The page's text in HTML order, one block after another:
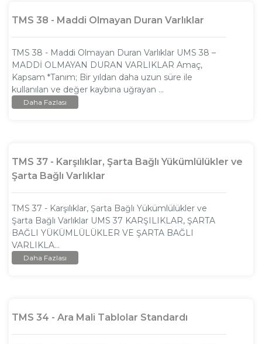
TMS 38 - Maddi Olmayan Duran Varlıklar
TMS 38 - Maddi Olmayan Duran Varlıklar UMS 38 –
MADDİ OLMAYAN DURAN VARLIKLAR Amaç,
Kapsam *Tanım; Bir yıldan daha uzun süre ile
kullanılan ve değer kaybına uğrayan ...
Daha Fazlası
TMS 37 - Karşılıklar, Şarta Bağlı Yükümlülükler ve
Şarta Bağlı Varlıklar
TMS 37 - Karşılıklar, Şarta Bağlı Yükümlülükler ve
Şarta Bağlı Varlıklar UMS 37 KARŞILIKLAR, ŞARTA
BAĞLI YÜKÜMLÜLÜKLER VE ŞARTA BAĞLI
VARLIKLA...
Daha Fazlası
TMS 34 - Ara Mali Tablolar Standardı